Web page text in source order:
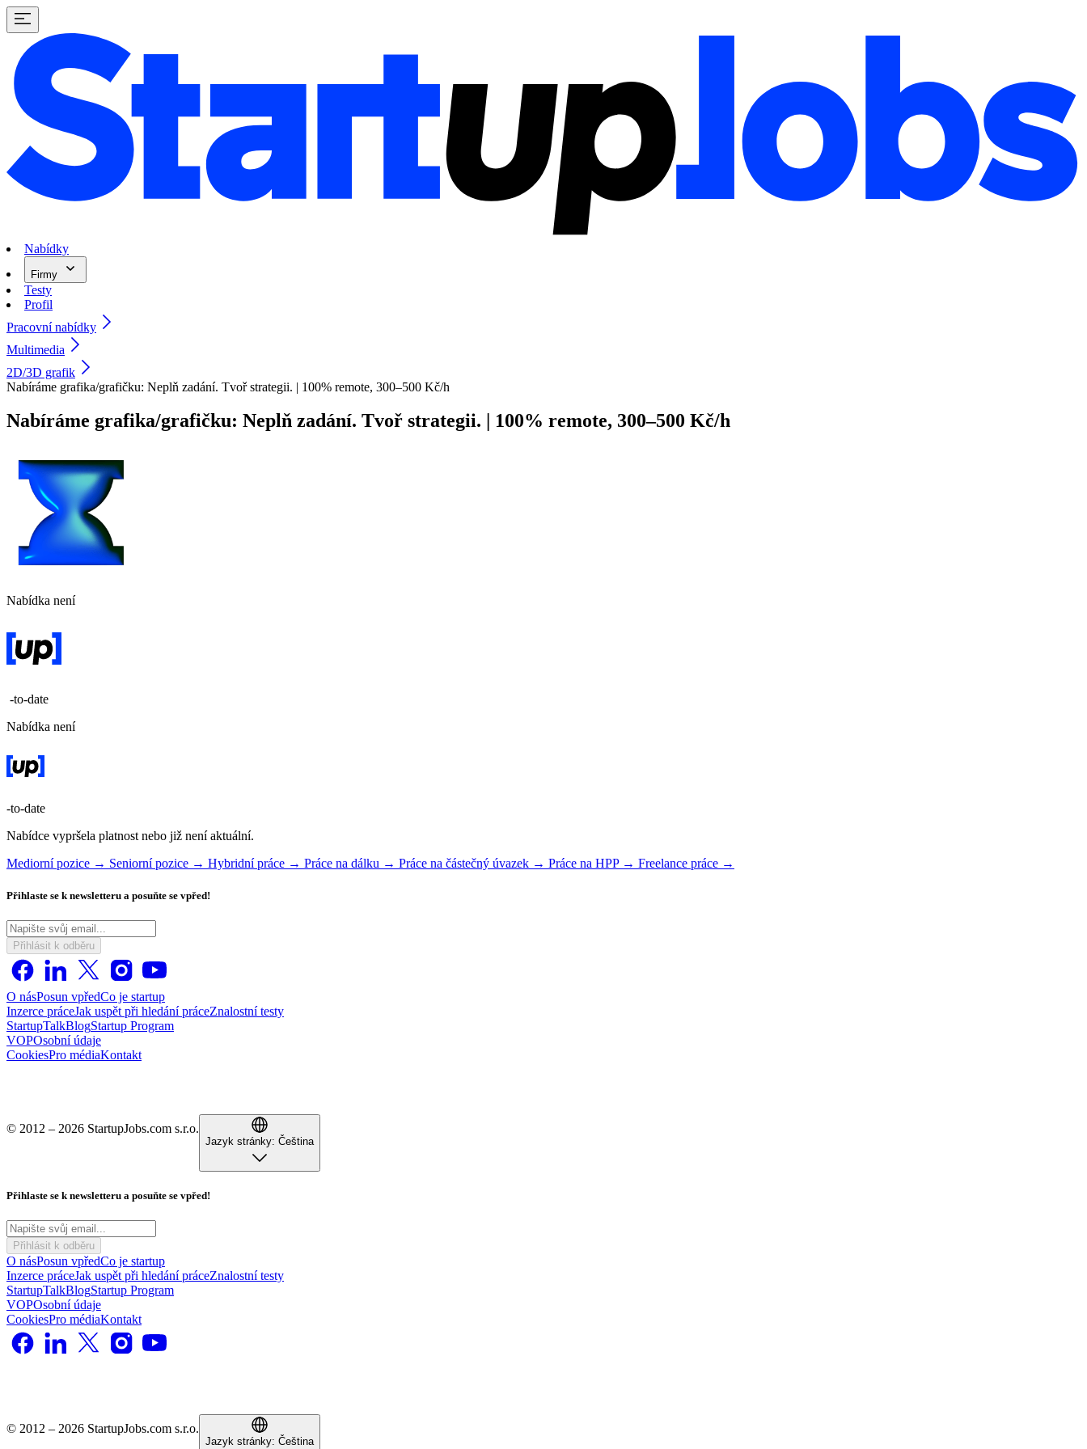
Nabídky
Firmy
Testy
Profil
Pracovní nabídky
Multimedia
2D/3D grafik
Nabíráme grafika/grafičku: Neplň zadání. Tvoř strategii. | 100% remote, 300–500 Kč/h
Nabíráme grafika/grafičku: Neplň zadání. Tvoř strategii. | 100% remote, 300–500 Kč/h
Nabídka není
-to-date
Nabídka není
-to-date
Nabídce vypršela platnost nebo již není aktuální.
Mediorní pozice → Seniorní pozice → Hybridní práce → Práce na dálku → Práce na částečný úvazek → Práce na HPP → Freelance práce →
Přihlaste se k newsletteru a posuňte se vpřed!
Přihlásit k odběru
O násPosun vpředCo je startup
Inzerce práceJak uspět při hledání práceZnalostní testy
StartupTalkBlogStartup Program
VOPOsobní údaje
CookiesPro médiaKontakt
© 2012 – 2026 StartupJobs.com s.r.o.
Jazyk stránky: Čeština
Přihlaste se k newsletteru a posuňte se vpřed!
Přihlásit k odběru
O násPosun vpředCo je startup
Inzerce práceJak uspět při hledání práceZnalostní testy
StartupTalkBlogStartup Program
VOPOsobní údaje
CookiesPro médiaKontakt
© 2012 – 2026 StartupJobs.com s.r.o.
Jazyk stránky: Čeština